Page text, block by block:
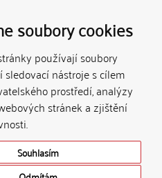
soubory cookies
používají soubory
sledovací nástroje s cílem
prostředí, analýzy
stránek a zjištění
Souhlasím
k
not